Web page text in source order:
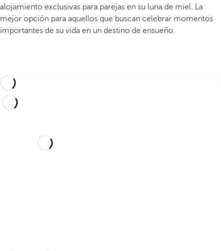
alojamiento exclusivas para parejas en su luna de miel. La
mejor opción para aquellos que buscan celebrar momentos
importantes de su vida en un destino de ensueño.
¿Te gustaría celebrar tu boda